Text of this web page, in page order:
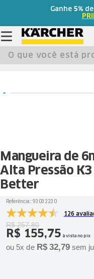
Ganhe 5%
O que você está
Mangueira de
Alta Pressão
Better
Referência::93032230
126
R$ 257,80
R$ 155,75 à vista no pix
ou 5x de R$ 32,79 sem